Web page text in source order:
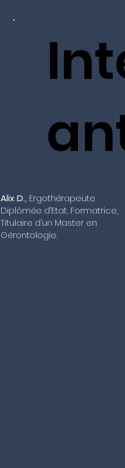
Alix D., Ergothérapeute
Diplômée d’Etat, Formatrice,
Titulaire d’un Master en
Gérontologie.